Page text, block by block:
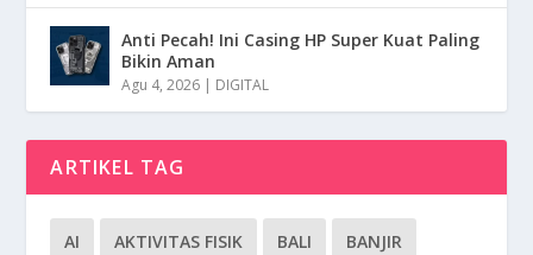
Anti Pecah! Ini Casing HP Super Kuat Paling
Bikin Aman
Agu 4, 2026 DIGITAL
ARTIKEL TAG
AI AKTIVITAS FISIK BALI BANJIR